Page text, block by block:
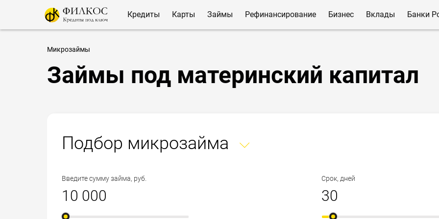
Кредиты Карты Займы Рефинансирование Бизнес Вклады Банки
Микрозаймы
Займы под материнский капитал
Подбор микрозайма
Введите сумму займа, руб. Срок, дней